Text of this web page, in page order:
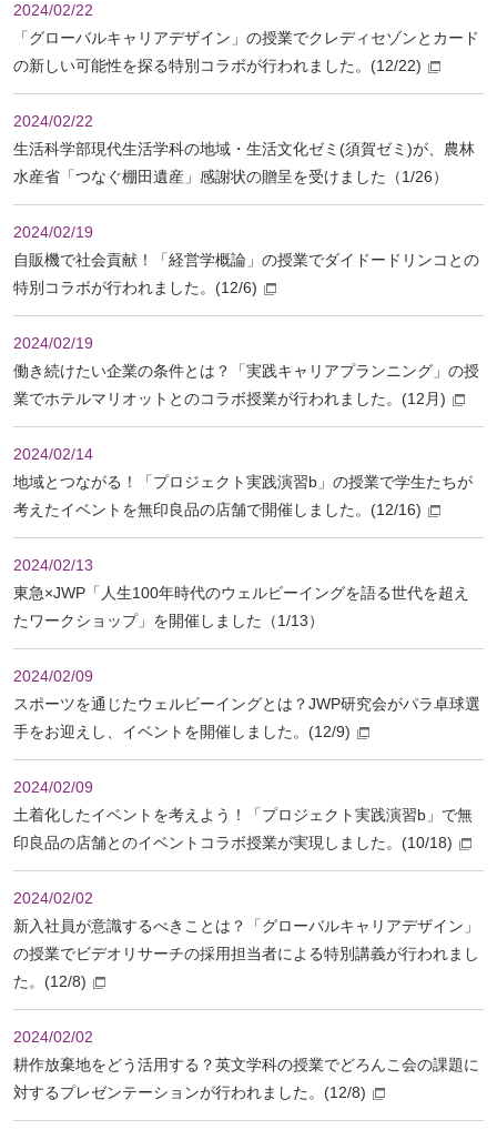
2024/02/22
「グローバルキャリアデザイン」の授業でクレディセゾンとカード
の新しい可能性を探る特別コラボが行われました。(12/22)
2024/02/22
生活科学部現代生活学科の地域・生活文化ゼミ(須賀ゼミ)が、農林
水産省「つなぐ棚田遺産」感謝状の贈呈を受けました（1/26）
2024/02/19
自販機で社会貢献！「経営学概論」の授業でダイドードリンコとの
特別コラボが行われました。(12/6)
2024/02/19
働き続けたい企業の条件とは？「実践キャリアプランニング」の授
業でホテルマリオットとのコラボ授業が行われました。(12月)
2024/02/14
地域とつながる！「プロジェクト実践演習b」の授業で学生たちが
考えたイベントを無印良品の店舗で開催しました。(12/16)
2024/02/13
東急×JWP「人生100年時代のウェルビーイングを語る世代を超え
たワークショップ」を開催しました（1/13）
2024/02/09
スポーツを通じたウェルビーイングとは？JWP研究会がパラ卓球選
手をお迎えし、イベントを開催しました。(12/9)
2024/02/09
土着化したイベントを考えよう！「プロジェクト実践演習b」で無
印良品の店舗とのイベントコラボ授業が実現しました。(10/18)
2024/02/02
新入社員が意識するべきことは？「グローバルキャリアデザイン」
の授業でビデオリサーチの採用担当者による特別講義が行われまし
た。(12/8)
2024/02/02
耕作放棄地をどう活用する？英文学科の授業でどろんこ会の課題に
対するプレゼンテーションが行われました。(12/8)